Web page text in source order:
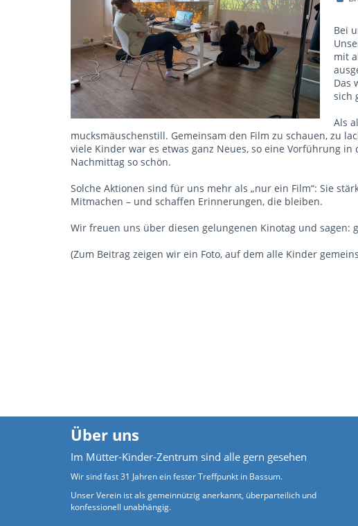
Bei
mit
Das
sich
Als
mucksmäuschenstill. Gemeinsam den Film zu schauen, zu
viele Kinder war es etwas ganz Neues, so eine Vorführung
Nachmittag so schön.
Solche Aktionen sind für uns mehr als „nur ein Film“: Sie
Mitmachen – und schaffen Erinnerungen, die bleiben.
Wir freuen uns über diesen gelungenen Kinotag und sagen:
(Zum Beitrag zeigen wir ein Foto, auf dem alle Kinder
Über uns
Im Mütter-Kinder-Zentrum sind alle gern gesehen
Wir sind fast 31 Jahren ein fester Treffpunkt in Bassum.
Unser Verein ist als gemeinnützig anerkannt, überparteilich und
konfessionell unabhängig.